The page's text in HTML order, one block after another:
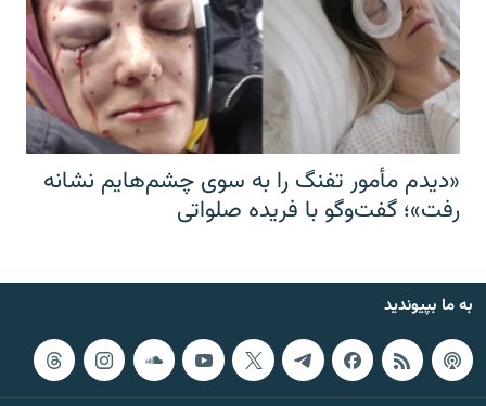
«دیدم مأمور تفنگ را به سوی چشم‌هایم نشانه
رفت»؛ گفت‌و‌گو با فریده صلواتی
به ما بپیوندید